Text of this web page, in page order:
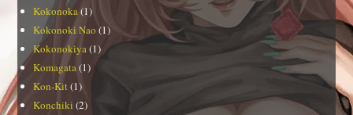
Kokonoka (1)
Kokonoki Nao (1)
Kokonokiya (1)
Komagata (1)
Kon-Kit (1)
Konchiki (2)